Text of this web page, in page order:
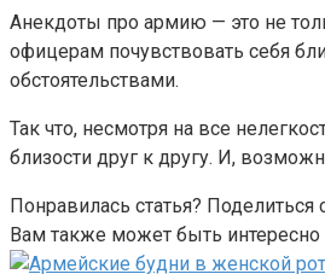
Анекдоты про армию — это не
офицерам почувствовать себя
обстоятельствами.
Так что, несмотря на все
близости друг к другу. И,
Понравилась статья? Поделиться
Вам также может быть интересно